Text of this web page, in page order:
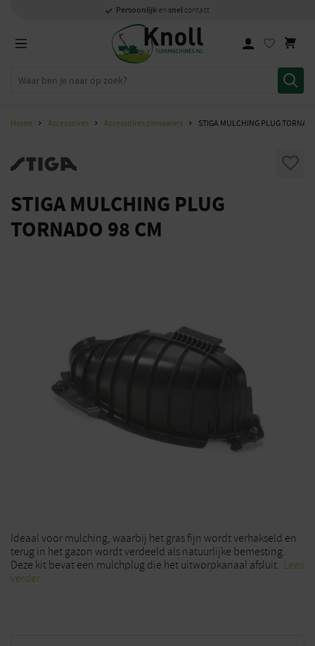
Specialistenmet kennis van zaken
1000m2showroom in Staphorst
Persoonlijk en snel contact
Home Accessoires Accessoires zitmaaiers STIGA MULCHING PLUG
STIGA MULCHING PLUG
TORNADO 98 CM
Ideaal voor mulching, waarbij het gras fijn wordt verhakseld en
terug in het gazon wordt verdeeld als natuurlijke bemesting.
Deze kit bevat een mulchplug die het uitworpkanaal afsluit. Lees
verder